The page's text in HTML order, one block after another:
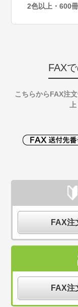
2色以上・600
FAX
こちらからFAX注
FAX注
FAX注